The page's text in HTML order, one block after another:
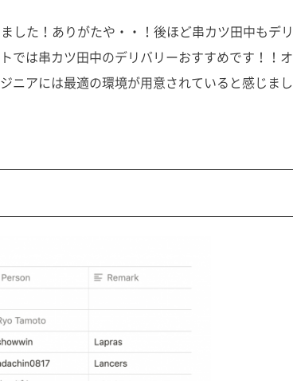
した！ありがたや・・！後ほど串カツ田中もデリ
では串カツ田中のデリバリーおすすめです！！オ
ニアには最適の環境が用意されていると感じまし